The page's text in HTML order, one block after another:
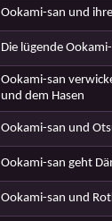
Ookami-san und
Die lügende
Ookami-san
und dem Hasen
Ookami-san und
Ookami-san geht
Ookami-san und